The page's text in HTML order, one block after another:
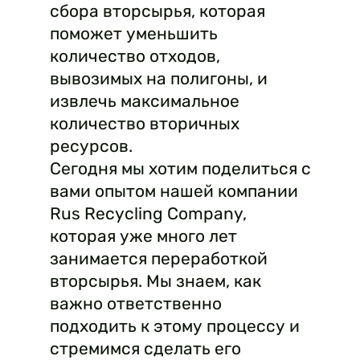
сбора вторсырья, которая
поможет уменьшить
количество отходов,
вывозимых на полигоны, и
извлечь максимальное
количество вторичных
ресурсов.
Сегодня мы хотим поделиться с
вами опытом нашей компании
Rus Recycling Company,
которая уже много лет
занимается переработкой
вторсырья. Мы знаем, как
важно ответственно
подходить к этому процессу и
стремимся сделать его